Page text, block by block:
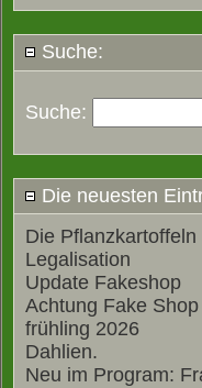
Suche:
Suche:
Die neuesten
Die
Legalisation
Update Fakeshop
Achtung Fake Shop
frühling 2026
Dahlien.
Neu im Program: